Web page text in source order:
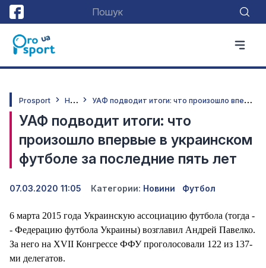
Prosport Н
овини У
АФ подводит итоги: что произошло впервые в украинском футболе за последние пять лет
УАФ подводит итоги: что
произошло впервые в украинском
футболе за последние пять лет
07.03.2020 11:05 Категории: Новини Футбол
6 марта 2015 года Украинскую ассоциацию футбола (тогда -
- Федерацию футбола Украины) возглавил Андрей Павелко.
За него на XVII Конгрессе ФФУ проголосовали 122 из 137-
ми делегатов.